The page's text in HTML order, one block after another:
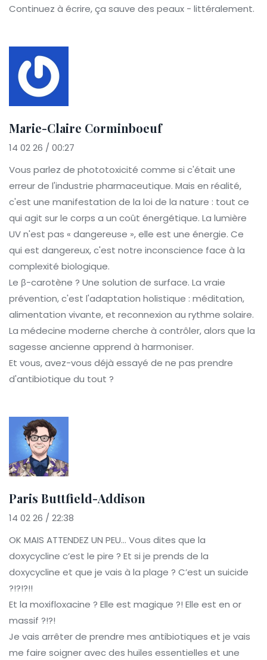
Continuez à écrire, ça sauve des peaux - littéralement.
Marie-Claire Corminboeuf
14 02 26 / 00:27
Vous parlez de phototoxicité comme si c'était une
erreur de l'industrie pharmaceutique. Mais en réalité,
c'est une manifestation de la loi de la nature : tout ce
qui agit sur le corps a un coût énergétique. La lumière
UV n'est pas « dangereuse », elle est une énergie. Ce
qui est dangereux, c'est notre inconscience face à la
complexité biologique.
Le β-carotène ? Une solution de surface. La vraie
prévention, c'est l'adaptation holistique : méditation,
alimentation vivante, et reconnexion au rythme solaire.
La médecine moderne cherche à contrôler, alors que la
sagesse ancienne apprend à harmoniser.
Et vous, avez-vous déjà essayé de ne pas prendre
d'antibiotique du tout ?
Paris Buttfield-Addison
14 02 26 / 22:38
OK MAIS ATTENDEZ UN PEU… Vous dites que la
doxycycline c’est le pire ? Et si je prends de la
doxycycline et que je vais à la plage ? C’est un suicide
?!?!?!!
Et la moxifloxacine ? Elle est magique ?! Elle est en or
massif ?!?!
Je vais arrêter de prendre mes antibiotiques et je vais
me faire soigner avec des huiles essentielles et une